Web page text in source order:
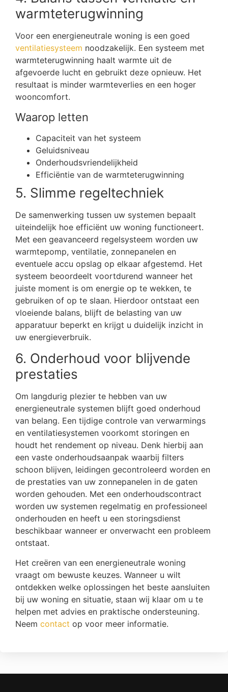
warmteterugwinning
Voor een energieneutrale woning is een goed
ventilatiesysteem noodzakelijk. Een systeem met
warmteterugwinning haalt warmte uit de
afgevoerde lucht en gebruikt deze opnieuw. Het
resultaat is minder warmteverlies en een hoger
wooncomfort.
Waarop letten
Capaciteit van het systeem
Geluidsniveau
Onderhoudsvriendelijkheid
Efficiëntie van de warmteterugwinning
5. Slimme regeltechniek
De samenwerking tussen uw systemen bepaalt
uiteindelijk hoe efficiënt uw woning functioneert.
Met een geavanceerd regelsysteem worden uw
warmtepomp, ventilatie, zonnepanelen en
eventuele accu opslag op elkaar afgestemd. Het
systeem beoordeelt voortdurend wanneer het
juiste moment is om energie op te wekken, te
gebruiken of op te slaan. Hierdoor ontstaat een
vloeiende balans, blijft de belasting van uw
apparatuur beperkt en krijgt u duidelijk inzicht in
uw energieverbruik.
6. Onderhoud voor blijvende
prestaties
Om langdurig plezier te hebben van uw
energieneutrale systemen blijft goed onderhoud
van belang. Een tijdige controle van verwarmings
en ventilatiesystemen voorkomt storingen en
houdt het rendement op niveau. Denk hierbij aan
een vaste onderhoudsaanpak waarbij filters
schoon blijven, leidingen gecontroleerd worden en
de prestaties van uw zonnepanelen in de gaten
worden gehouden. Met een onderhoudscontract
worden uw systemen regelmatig en professioneel
onderhouden en heeft u een storingsdienst
beschikbaar wanneer er onverwacht een probleem
ontstaat.
Het creëren van een energieneutrale woning
vraagt om bewuste keuzes. Wanneer u wilt
ontdekken welke oplossingen het beste aansluiten
bij uw woning en situatie, staan wij klaar om u te
helpen met advies en praktische ondersteuning.
Neem contact op voor meer informatie.